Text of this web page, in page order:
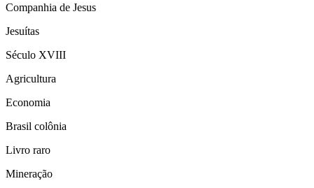
Companhia de Jesus
Jesuítas
Século XVIII
Agricultura
Economia
Brasil colônia
Livro raro
Mineração